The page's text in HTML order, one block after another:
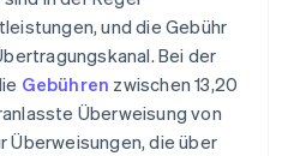
und die Gebühr
Bei der
Gebühren zwischen 13,20
Überweisung von
Überweisungen, die über